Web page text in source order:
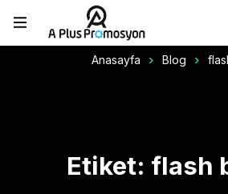
Anasayfa Blog
Etiket: flash